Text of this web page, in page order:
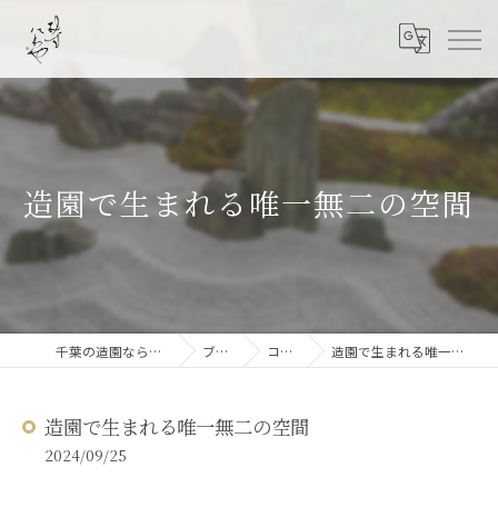
造園で生まれる唯一無二の空間
千葉の造園なら結ニワ屋 ブログ コラム 造園で生まれる唯一無二の空間
造園で生まれる唯一無二の空間
2024/09/25